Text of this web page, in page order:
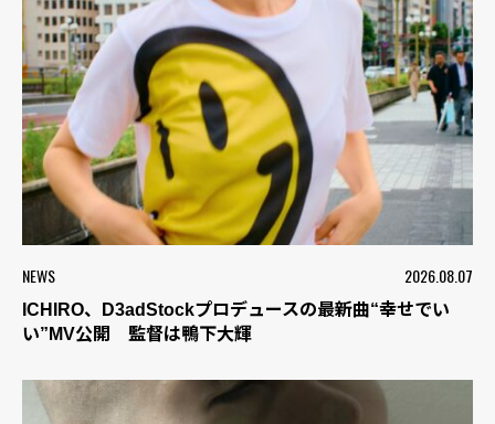
NEWS 2026.08.07
ICHIRO、D3adStockプロデュースの最新曲“幸せでい
い”MV公開 監督は鴨下大輝